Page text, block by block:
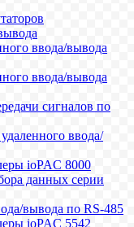
ввода/вывода
ввода/вывода
сигналов по
ввода/
ioPAC 8000
данных серии
вывода по RS-485
ioPAC 5542